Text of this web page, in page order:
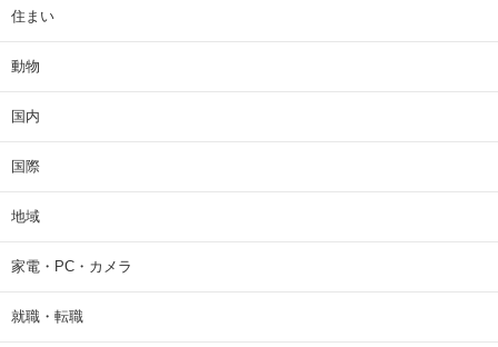
住まい
動物
国内
国際
地域
家電・PC・カメラ
就職・転職